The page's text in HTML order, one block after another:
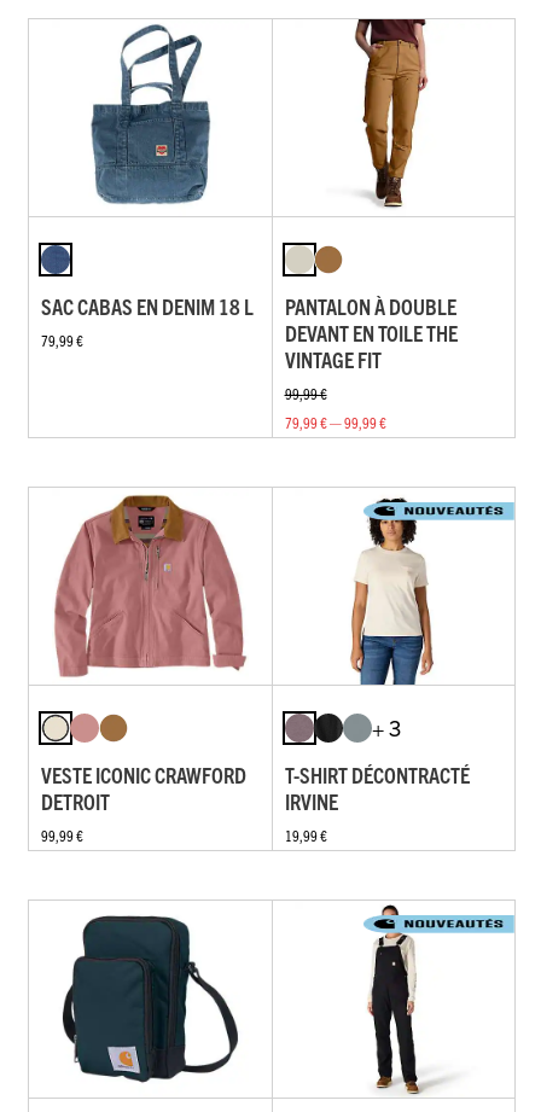
SAC CABAS EN DENIM 18 L
79,99 €
PANTALON À DOUBLE
DEVANT EN TOILE THE
VINTAGE FIT
99,99 €
79,99 € — 99,99 €
VESTE ICONIC CRAWFORD
DETROIT
99,99 €
+ 3
T-SHIRT DÉCONTRACTÉ
IRVINE
19,99 €